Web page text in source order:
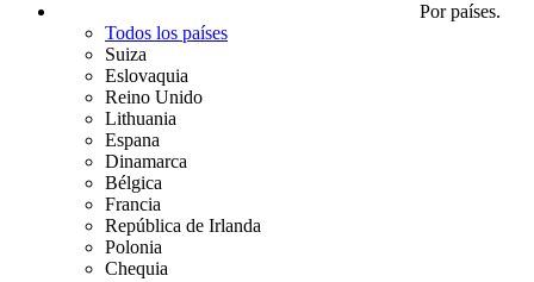
Por países.
Todos los países
Suiza
Eslovaquia
Reino Unido
Lithuania
Espana
Dinamarca
Bélgica
Francia
República de Irlanda
Polonia
Chequia